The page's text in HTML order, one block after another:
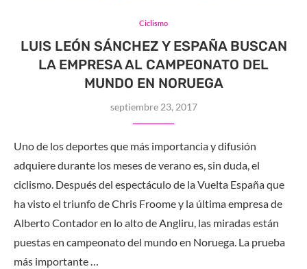
Ciclismo
LUIS LEÓN SÁNCHEZ Y ESPAÑA BUSCAN
LA EMPRESA AL CAMPEONATO DEL
MUNDO EN NORUEGA
septiembre 23, 2017
Uno de los deportes que más importancia y difusión
adquiere durante los meses de verano es, sin duda, el
ciclismo. Después del espectáculo de la Vuelta España que
ha visto el triunfo de Chris Froome y la última empresa de
Alberto Contador en lo alto de Angliru, las miradas están
puestas en campeonato del mundo en Noruega. La prueba
más importante …